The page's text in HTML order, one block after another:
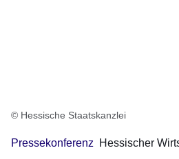
© Hessische Staatskanzlei
Pressekonferenz Hessischer